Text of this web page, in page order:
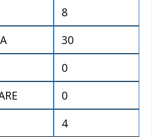
8
30
0
0
4